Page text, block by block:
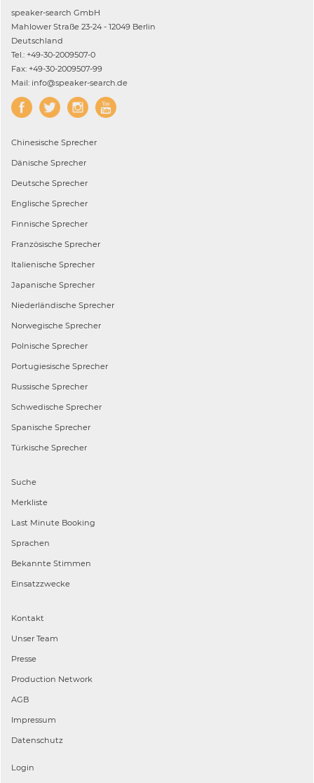
speaker-search GmbH
Mahlower Straße 23-24 - 12049 Berlin
Deutschland
Tel.: +49-30-2009507-0
Fax: +49-30-2009507-99
Mail: info@speaker-search.de
Chinesische Sprecher
Dänische Sprecher
Deutsche Sprecher
Englische Sprecher
Finnische Sprecher
Französische Sprecher
Italienische Sprecher
Japanische Sprecher
Niederländische Sprecher
Norwegische Sprecher
Polnische Sprecher
Portugiesische Sprecher
Russische Sprecher
Schwedische Sprecher
Spanische Sprecher
Türkische Sprecher
Suche
Merkliste
Last Minute Booking
Sprachen
Bekannte Stimmen
Einsatzzwecke
Kontakt
Unser Team
Presse
Production Network
AGB
Impressum
Datenschutz
Login